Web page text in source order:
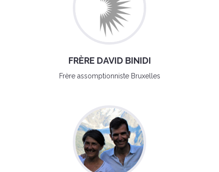
FRÈRE DAVID BINIDI
Frère assomptionniste Bruxelles